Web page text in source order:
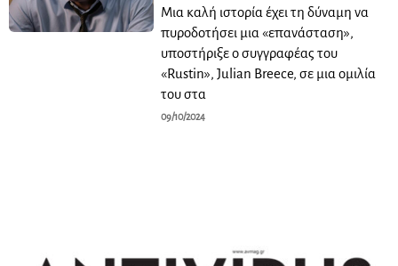
Μια καλή ιστορία έχει τη δύναμη να
πυροδοτήσει μια «επανάσταση»,
υποστήριξε ο συγγραφέας του
«Rustin», Julian Breece, σε μια ομιλία
του στα
09/10/2024